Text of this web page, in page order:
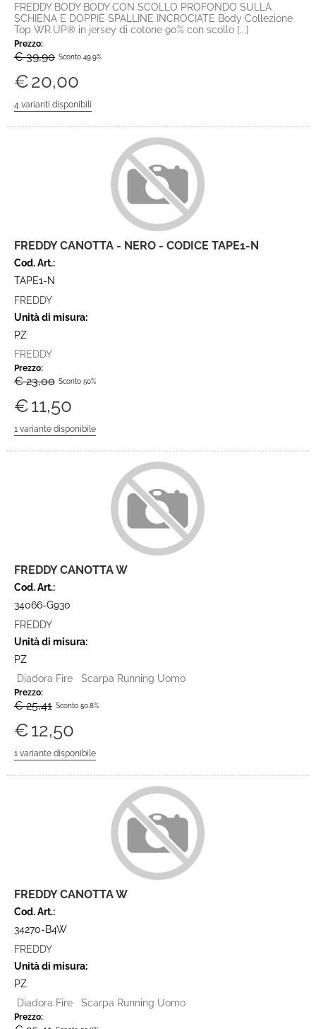
FREDDY BODY BODY CON SCOLLO PROFONDO SULLA
SCHIENA E DOPPIE SPALLINE INCROCIATE Body Collezione
Top WR.UP® in jersey di cotone 90% con scollo [...]
Prezzo:
€ 39,90 Sconto 49.9%
€20,00
FREDDY CANOTTA - NERO - CODICE TAPE1-N
Cod. Art.:
TAPE1-N
FREDDY
Unità di misura:
PZ
FREDDY
Prezzo:
€ 23,00 Sconto 50%
€11,50
FREDDY CANOTTA W
Cod. Art.:
34066-G930
FREDDY
Unità di misura:
PZ
Diadora Fire Scarpa Running Uomo
Prezzo:
€ 25,41 Sconto 50.8%
€12,50
FREDDY CANOTTA W
Cod. Art.:
34270-B4W
FREDDY
Unità di misura:
PZ
Diadora Fire Scarpa Running Uomo
Prezzo: